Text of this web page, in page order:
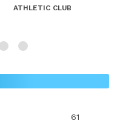
ATHLETIC CLUB
61